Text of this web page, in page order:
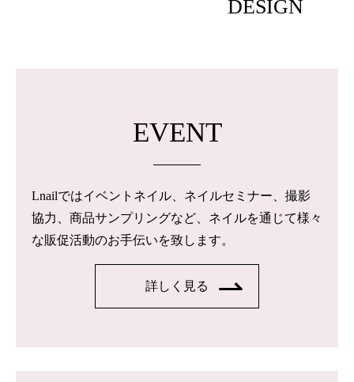
DESIGN
EVENT
Lnailではイベントネイル、ネイルセミナー、撮影
協力、商品サンプリングなど、ネイルを通じて様々
な販促活動のお手伝いを致します。
詳しく見る